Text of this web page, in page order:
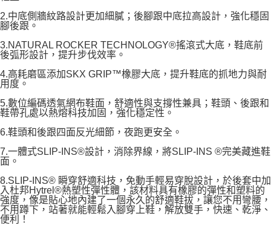
2.中底側牆紋路設計更加細膩；後腳跟中底拉高設計，強化穩固
腳後跟。
3.NATURAL ROCKER TECHNOLOGY®搖滾式大底，鞋底前
後弧形設計，提升步伐效率。
4.高耗磨區添加SKX GRIP™橡膠大底，提升鞋底的抓地力與耐
用度。
5.數位編碼透氣網布鞋面，舒適性與支撐性兼具；鞋頭、後跟和
鞋帶孔處以熱熔科技加固，強化穩定性。
6.鞋頭和後跟四面反光細節，夜跑更安全。
7.一體式SLIP-INS®設計，消除界線，將SLIP-INS ®完美藏進鞋
面。
8.SLIP-INS® 瞬穿舒適科技，免動手輕易穿脫設計，於後套中加
入杜邦Hytrel®熱塑性彈性體，該材料具有橡膠的彈性和塑料的
強度，像是貼心地內建了一個永久的舒適鞋拔，讓您不用彎腰，
不用蹲下，站著就能輕鬆入腳穿上鞋，解放雙手，快速、乾淨、
便利！